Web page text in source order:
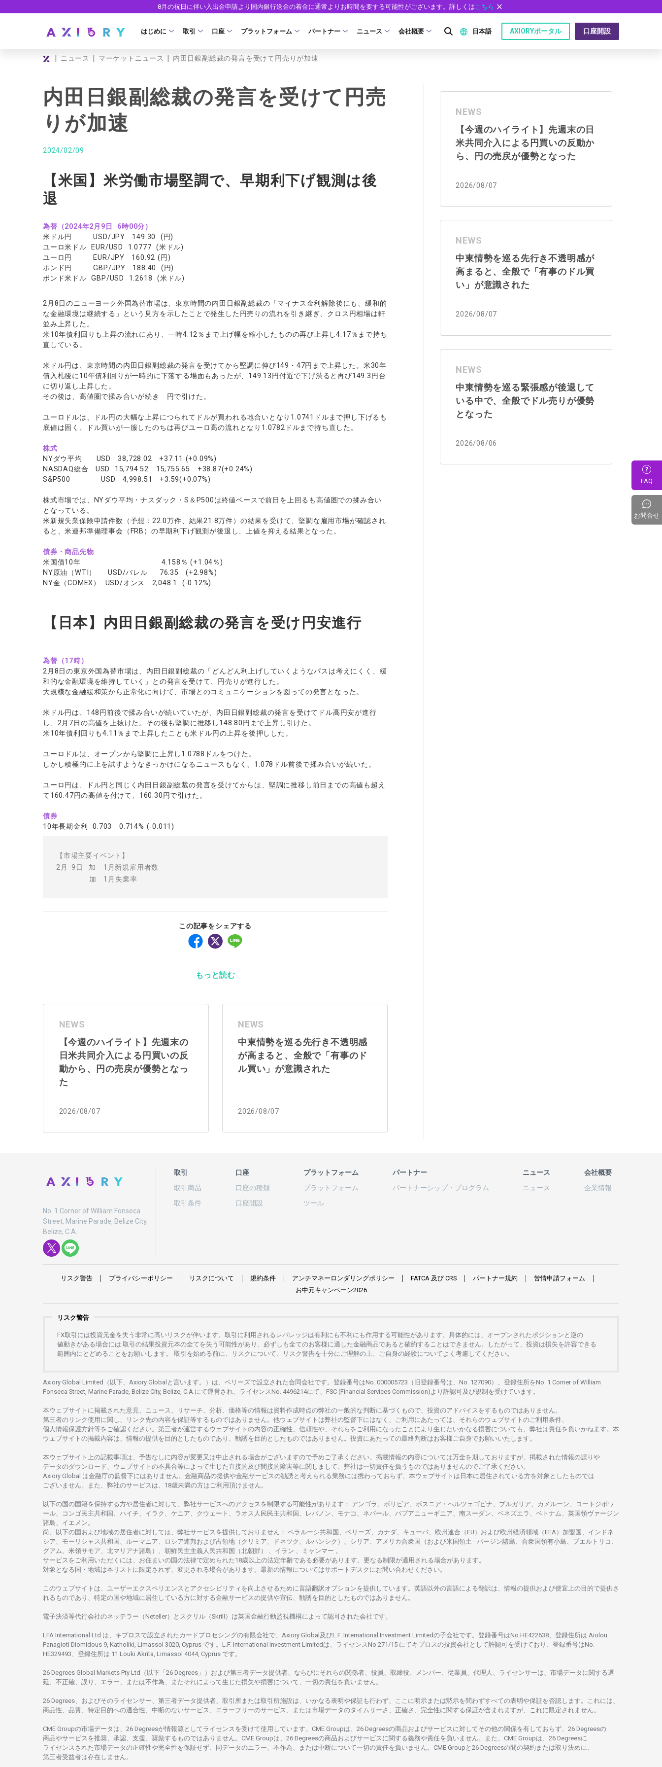
8月の祝日に伴い入出金申請より国内銀行送金の着金に通常よりお時間を要する可能性がございます。詳しくはこちら
はじめに
ライセンス
安全性
取引
FX（通貨ペア）
現物株式
エネルギーCFD
スプレッド・手数料
ゼロカットとロスカット
約定率
口座
口座タイプ
法人のお客様
口座開設フォーム
必要書類
プラットフォーム
MT5
MT4
MT4/MT5 ヒストリカルデータ
EA(エキスパートアドバイザー)
MQLシグナル
パートナー
イントロデュース・パートナープログラム（IP）
特別・VIPプログラム NEW
ニュース
お知らせ
マーケットニュース
会社概要 日本語
日本語
عربى
Русский
Español
Tiếng Việt
AXIORYポータル 口座開設
| ニュース | マーケットニュース | 内田日銀副総裁の発言を受けて円売りが加速
内田日銀副総裁の発言を受けて円売
りが加速
2024/02/09
【米国】米労働市場堅調で、早期利下げ観測は後
退
為替（2024年2月 9 日 6時00分）
米ドル円 USD/JPY 149.30 (円)
ユーロ米ドル EUR/USD 1.0777 (米ドル)
ユーロ円 EUR/JPY 160.92 (円)
ポンド円 GBP/JPY 188.40 (円)
ポンド米ドル GBP/USD 1.2618 (米ドル)
2月8日のニューヨーク外国為替市場は、東京時間の内田日銀副総裁の「マイナス金利解除後にも、緩和的
な金融環境は継続する」という見方を示したことで発生した円売りの流れを引き継ぎ、クロス円相場は軒
並み上昇した。
米10年債利回りも上昇の流れにあり、一時4.12％まで上げ幅を縮小したものの再び上昇し4.17％まで持ち
直している。
米ドル円は、東京時間の内田日銀副総裁の発言を受けてから堅調に伸び149・47円まで上昇した。米30年
債入札後に10年債利回りが一時的に下落する場面もあったが、149.13円付近で下げ渋ると再び149.3円台
に切り返し上昇した。
その後は、高値圏で揉み合いが続き 円で引けた。
ユーロドルは、ドル円の大幅な上昇につられてドルが買われる地合いとなり1.0741ドルまで押し下げるも
底値は固く、ドル買いが一服したのちは再びユーロ高の流れとなり1.0782ドルまで持ち直した。
株式
NYダウ平均 USD 38,728.02 +37.11 (+0.09%)
NASDAQ総合 USD 15,794.52 15,755.65 +38.87(+0.24%)
S&P500 USD 4,998.51 +3.59(+0.07%)
株式市場では、NYダウ平均・ナスダック・S＆P500は終値ベースで前日を上回るも高値圏での揉み合い
となっている。
米新規失業保険申請件数（予想：22.0万件、結果21.8万件）の結果を受けて、堅調な雇用市場が確認され
ると、米連邦準備理事会（FRB）の早期利下げ観測が後退し、上値を抑える結果となった。
債券・商品先物
米国債10年 4.158％ (+1.04％)
NY原油（WTI） USD/バレル 76.35 (+2.98%)
NY金（COMEX） USD/オンス 2,048.1 (-0.12%)
【日本】内田日銀副総裁の発言を受け円安進行
為替（17時）
2月8日の東京外国為替市場は、内田日銀副総裁の「どんどん利上げしていくようなパスは考えにくく、緩
和的な金融環境を維持していく」との発言を受けて、円売りが進行した。
大規模な金融緩和策から正常化に向けて、市場とのコミュニケーションを図っての発言となった。
米ドル円は、148円前後で揉み合いが続いていたが、内田日銀副総裁の発言を受けてドル高円安が進行
し、2月7日の高値を上抜けた。その後も堅調に推移し148.80円まで上昇し引けた。
米10年債利回りも4.11％まで上昇したことも米ドル円の上昇を後押しした。
ユーロドルは、オープンから堅調に上昇し1.0788ドルをつけた。
しかし積極的に上を試すようなきっかけになるニュースもなく、1.078ドル前後で揉み合いが続いた。
ユーロ円は、ドル円と同じく内田日銀副総裁の発言を受けてからは、堅調に推移し前日までの高値も超え
て160.47円の高値を付けて、160.30円で引けた。
債券
10年長期金利 0.703 0.714% (‐0.011)
【市場主要イベント】
2月 9日 加 1月新規雇用者数
加 1月失業率
この記事をシェアする
もっと読む
NEWS
【今週のハイライト】先週末の
日米共同介入による円買いの反
動から、円の売戻が優勢となっ
た
2026/08/07
NEWS
中東情勢を巡る先行き不透明感
が高まると、全般で「有事のド
ル買い」が意識された
2026/08/07
NEWS
【今週のハイライト】先週末の日
米共同介入による円買いの反動か
ら、円の売戻が優勢となった
2026/08/07
NEWS
中東情勢を巡る先行き不透明感が
高まると、全般で「有事のドル買
い」が意識された
2026/08/07
NEWS
中東情勢を巡る緊張感が後退して
いる中で、全般でドル売りが優勢
となった
2026/08/06
No. 1 Corner of William Fonseca
Street, Marine Parade, Belize City,
Belize, C.A.
取引
取引商品
取引条件
口座
口座の種類
口座開設
プラットフォーム
プラットフォーム
ツール
パートナー
パートナーシップ・ プログラム
ニュース
ニュース
会社概要
企業情報
リスク警告 プライバシーポリシー リスクについて 規約条件 アンチマネーロンダリングポリシー FATCA 及び CRS パートナー規約 苦情申請フォーム
お中元キャンペーン2026
リスク警告
FX取引には投資元金を失う 非常に高い リスクが伴います。 取引に利用さ れる レバレッジは有利にも不利にも作用する可能性があります。 具体的には、 オープンさ れた ポジションと 逆の
値動きがある場合には 取引の結果投資元本の全てを失う 可能性があり、 必ずしも全てのお客様に適した金融商品であると 確約することはできません。したがって、 投資は損失を許容できる
範囲内にとどめることをお願いします 。 取引を始める前に、リスクについて、 リスク警告を十分に ご理解の 上、 ご自身の経験について よく 考慮してください。
Axiory Global Limited（以下、Axiory Globalと言います。）は、 ベリーズで設立さ れた合同会社です。 登録番号はNo. 000005723（旧登録番号は、No. 127090）、 登録住所をNo. 1 Corner of William
Fonseca Street, Marine Parade, Belize City, Belize, C.A.にて運営さ れ、 ライセンスNo. 4496214にて、FSC (Financial Services Commission)より 許認可及び規制を受けています。
本ウェブサイトに掲載さ れた意見、ニュース、リサーチ、分析、 価格等の情報は資料作成時点の弊社の一般的な判断に基づくもので、 投資のアドバイスをするものではありません。
第三者の リンク使用に関し、 リンク先の内容を保証等するものではありません。 他ウェブサイトは弊社の監督下にはな く、 ご利用に あたっては、 それらのウェブサイトの ご利用条件、
個人情報保護方針等を ご確認ください。 第三者が運営するウェブサイトの内容の正確性、信頼性や、それらをご利用になったことにより 生じたいかなる損害についても、 弊社は責任を負いかね ます。 本
ウェブサイトの掲載内容は、 情報の提供を 目的としたものであり、 勧誘を 目的としたものではありません。 投資に あたっての最終判断はお客様ご自身でお願いいたします。
本ウェブサイト 上の記載事項は、 予告なしに 内容が変更又は中止さ れる場合がございますので予めご了承ください。 掲載情報の内容については万全を期しておりますが、 掲載さ れた情報の誤りや
データのダウンロード、 ウェブサイトの不具合等に よって生じた 直接的及び間接的障害等に関し まして、 弊社は一切責任を負うものではありませんのでご了承ください。
Axiory Global は金融庁の監督下にはありません。 金融商品の提供や金融サービスの勧誘と 考えられる業務には携わっておらず、 本ウェブサイトは 日本に 居住さ れている方を対象としたものでは
ございません。
また、 弊社のサービスは、18歳未満の方は ご利用頂けません 。
以下の国の国籍を保持する方や居住者に対して、 弊社サービスへのアクセスを制限する可能性があります ： アンゴラ、ボリビア、 ボスニア ・ ヘルツェゴビナ、ブルガリア、カメルーン、コートジボワ
ール、
コンゴ民主共和国、ハイチ、イラク、ケニア、クウェート、 ラオス 人民民主共和国、レバノン、モナコ、ネパール、パプアニューギニア、 南スーダン、ベネズエラ、ベトナム、 英国領ヴァージン
諸島、 イエメン。
尚、 以下の国および地域の居住者に対しては、 弊社サービスを提供しておりません ： ベラルーシ共和国、ベリーズ、カナダ、キューバ、 欧州連合 （EU） および欧州経済領域 （EEA）加盟国、インドネ
シア、 モーリシャス共和国、ルーマニア、 ロシア連邦および占領地 （クリミア、ドネツク、ルハンシク）、シリア、 アメリカ合衆国 （および米国領土 - バージン諸島、合衆国領有小島、プエルトリコ、
グアム、 米領サモア、 北マリアナ諸島）、 朝鮮民主主義人民共和国 （北朝鮮） 、イラン 、ミャンマー 。
サービスを ご利用いただくには、お住まいの国の法律で定められた 18歳以上の法定年齢である必要があります。 更なる制限が適用さ れる場合があります。
対象となる国 ・ 地域は本 リストに限定さ れず、 変更さ れる場合があります。 最新の情報についてはサポートデスクに お問い合わせくださ い。
このウェブサイトは、 ユーザーエクスペリエンスと アクセシビリティを向上さ せるために言語翻訳オプションを提供しています。 英語以外の言語に よる翻訳は、 情報の提供および便宜上の目的で提供さ
れるものであり、 特定の国や地域に 居住している方に対する金融サービスの提供や宣伝、 勧誘を 目的としたものではありません。
電子決済等代行会社のネッテラー （Neteller）と スクリル （Skrill）は英国金融行動監視機構に よって認可さ れた会社です。
LFA International Ltd は、 キプロスで設立さ れた カードプロセシングの有限会社で、Axiory Global及びL.F. International Investment Limitedの子会社です。 登録番号はNo.HE422638、 登録住所は Aiolou
Panagioti Diomidous 9, Katholiki, Limassol 3020, Cyprus です。L.F. International Investment Limitedは、 ライセンスNo.271/15 にてキプロスの投資会社として許認可を受けており、 登録番号はNo.
HE329493、 登録住所は 11 Louki Akrita, Limassol 4044, Cyprus です。
26 Degrees Global Markets Pty Ltd（以下「26 Degrees」） および第三者データ提供者、ならびにそれらの関係者、役員、取締役、メンバー、従業員、代理人、ライセンサーは、 市場データに関する遅
延、不正確、誤り、エラー、
または不作為、 またそれに よって生じた損失や損害について、 一切の責任を負いません。
26 Degrees、 およびそのライセンサー、 第三者データ提供者、 取引所または取引所施設は、いかなる表明や保証も行わず、 ここに 明示または黙示を問わずすべての表明や保証を否認し ます。
これには、
商品性、品質、 特定目的への適合性、 中断のないサービス、 エラーフリーのサービス、 または市場データのタイムリーさ、正確さ、 完全性に関する保証が含まれますが、これに限定さ れません。
CME Groupの市場データは、26 Degreesが情報源としてライセンスを受けて使用しています。 CME Groupは、26 Degreesの商品およびサービスに対してその他の関係を有しておらず、26 Degreesの
商品やサービスを推奨、承認、支援、 奨励するものではありません。 CME Groupは、26 Degreesの商品およびサービスに関する義務や責任を負いません。また、CME Groupは、26 Degreesに
ライセンスさ れた市場データの正確性や完全性を保証せず、 同データのエラー、不作為、 または中断について一切の責任を負いません。 CME Groupと26 Degreesの間の契約または取り 決めに、
第三者受益者は存在し ません。
FAQ
お問合せ